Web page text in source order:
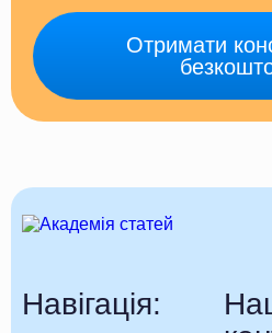
Отримати
Навігація: